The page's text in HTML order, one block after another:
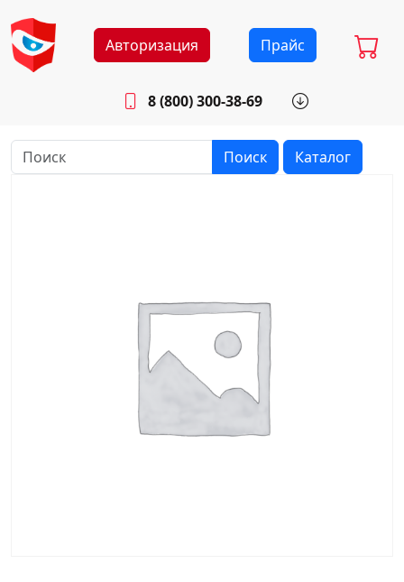
Авторизация Прайс
8 (800) 300-38-69
Будни: 8.30 - 17.00
Поиск Каталог